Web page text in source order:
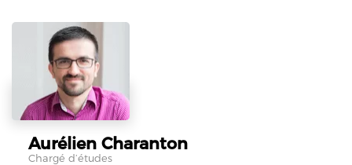
Aurélien Charanton
Chargé d’études